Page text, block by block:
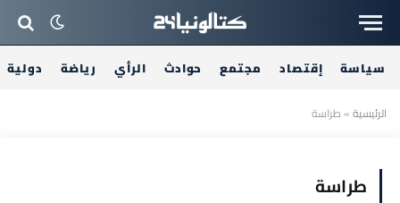
سياسة إقتصاد مجتمع حوادث الرأي رياضة دولية
الرئيسية»طراسة
طراسة